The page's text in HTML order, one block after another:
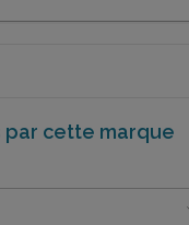
par cette marque